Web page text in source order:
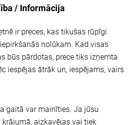
/ Informācija
ir preces, kas tikušas rūpīgi
nolūkam. Kad visas
būs pārdotas, prece tiks izņemta
iespējas ātrāk un, iespējams, vairs
gaitā var mainīties. Ja jūsu
aizkavējas vai tiek